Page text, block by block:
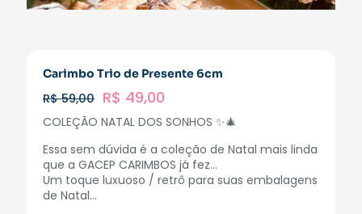
Carimbo Trio de Presente 6cm
R$59,00 R$ 49,00
COLEÇÃO NATAL DOS SONHOS ✨🎄
Essa sem dúvida é a coleção de Natal mais linda
que a GACEP CARIMBOS já fez…
Um toque luxuoso / retrô para suas embalagens
de Natal…